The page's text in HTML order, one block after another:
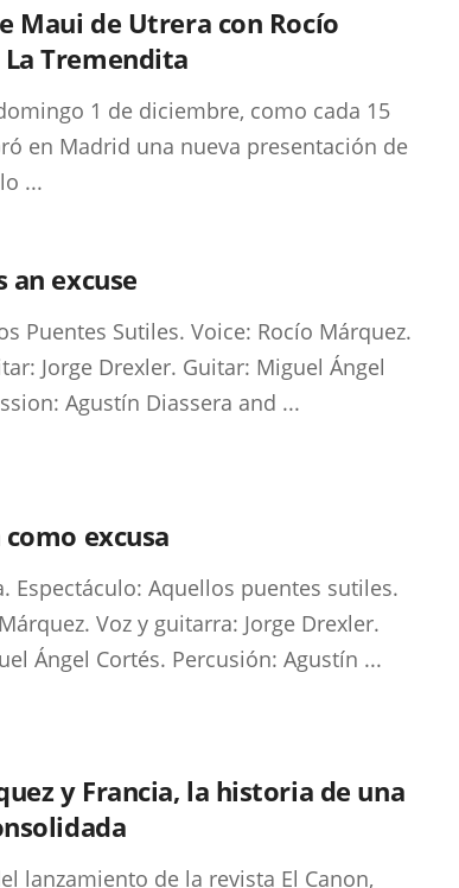
Maui de Utrera con Rocío
Tremendita
1 de diciembre, como cada 15
en Madrid una nueva presentación de
...
an excuse
Puentes Sutiles. Voice: Rocío Márquez.
Jorge Drexler. Guitar: Miguel Ángel
Agustín Diassera and ...
excusa
Espectáculo: Aquellos puentes sutiles.
Voz y guitarra: Jorge Drexler.
Ángel Cortés. Percusión: Agustín ...
y Francia, la historia de una
lanzamiento de la revista El Canon,